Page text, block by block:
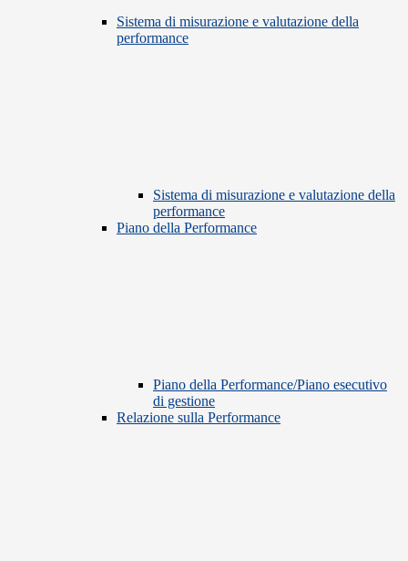
Sistema di misurazione e valutazione della
performance
Sistema di misurazione e valutazione della
performance
Piano della Performance
Piano della Performance/Piano esecutivo
di gestione
Relazione sulla Performance